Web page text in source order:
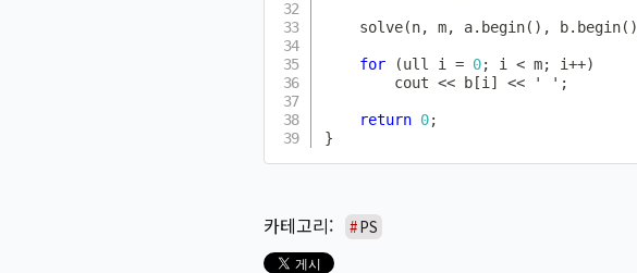
solve(n, m, a. begin( ) , b. begin( )
for (ull i = 0; i < m; i++)
        cout
<< b[i ] << ' ' ;
return 0;
}
PS